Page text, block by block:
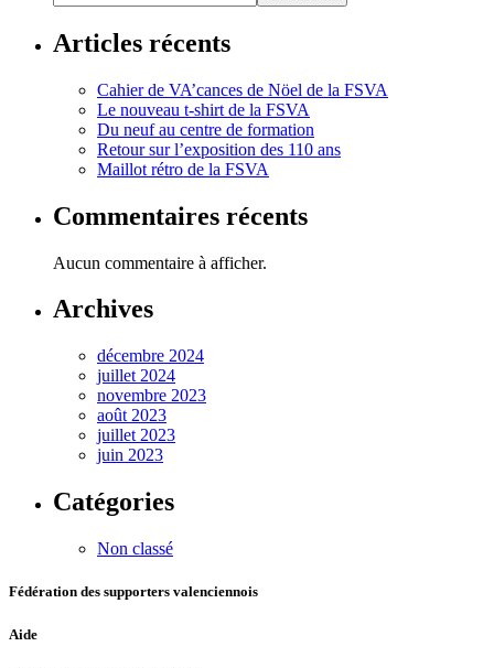
Articles récents
Cahier de VA’cances de Nöel de la FSVA
Le nouveau t-shirt de la FSVA
Du neuf au centre de formation
Retour sur l’exposition des 110 ans
Maillot rétro de la FSVA
Commentaires récents
Aucun commentaire à afficher.
Archives
décembre 2024
juillet 2024
novembre 2023
août 2023
juillet 2023
juin 2023
Catégories
Non classé
Fédération des supporters valenciennois
Aide